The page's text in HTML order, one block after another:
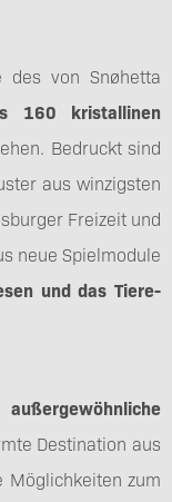
von Snøhetta
160 kristallinen
Bedruckt sind
aus winzigsten
Freizeit und
neue Spielmodule
und das Tiere-
Destination aus
Möglichkeiten zum